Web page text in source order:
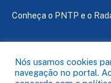
Conheça o PNTP e o
Todos os direitos
Nós usamos cookies
navegação no portal.